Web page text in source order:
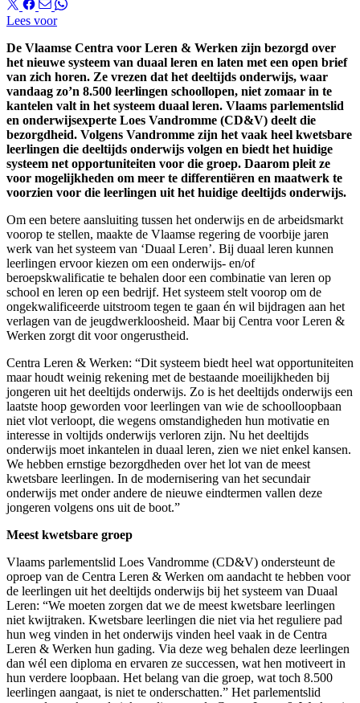
Lees voor
De Vlaamse Centra voor Leren & Werken zijn bezorgd over
het nieuwe systeem van duaal leren en laten met een open brief
van zich horen. Ze vrezen dat het deeltijds onderwijs, waar
vandaag zo’n 8.500 leerlingen schoollopen, niet zomaar in te
kantelen valt in het systeem duaal leren. Vlaams parlementslid
en onderwijsexperte Loes Vandromme (CD&V) deelt die
bezorgdheid. Volgens Vandromme zijn het vaak heel kwetsbare
leerlingen die deeltijds onderwijs volgen en biedt het huidige
systeem net opportuniteiten voor die groep. Daarom pleit ze
voor mogelijkheden om meer te differentiëren en maatwerk te
voorzien voor die leerlingen uit het huidige deeltijds onderwijs.
Om een betere aansluiting tussen het onderwijs en de arbeidsmarkt
voorop te stellen, maakte de Vlaamse regering de voorbije jaren
werk van het systeem van ‘Duaal Leren’. Bij duaal leren kunnen
leerlingen ervoor kiezen om een onderwijs- en/of
beroepskwalificatie te behalen door een combinatie van leren op
school en leren op een bedrijf. Het systeem stelt voorop om de
ongekwalificeerde uitstroom tegen te gaan én wil bijdragen aan het
verlagen van de jeugdwerkloosheid. Maar bij Centra voor Leren &
Werken zorgt dit voor ongerustheid.
Centra Leren & Werken: “Dit systeem biedt heel wat opportuniteiten
maar houdt weinig rekening met de bestaande moeilijkheden bij
jongeren uit het deeltijds onderwijs. Zo is het deeltijds onderwijs een
laatste hoop geworden voor leerlingen van wie de schoolloopbaan
niet vlot verloopt, die wegens omstandigheden hun motivatie en
interesse in voltijds onderwijs verloren zijn. Nu het deeltijds
onderwijs moet inkantelen in duaal leren, zien we niet enkel kansen.
We hebben ernstige bezorgdheden over het lot van de meest
kwetsbare leerlingen. In de modernisering van het secundair
onderwijs met onder andere de nieuwe eindtermen vallen deze
jongeren volgens ons uit de boot.”
Meest kwetsbare groep
Vlaams parlementslid Loes Vandromme (CD&V) ondersteunt de
oproep van de Centra Leren & Werken om aandacht te hebben voor
de leerlingen uit het deeltijds onderwijs bij het systeem van Duaal
Leren: “We moeten zorgen dat we de meest kwetsbare leerlingen
niet kwijtraken. Kwetsbare leerlingen die niet via het reguliere pad
hun weg vinden in het onderwijs vinden heel vaak in de Centra
Leren & Werken hun gading. Via deze weg behalen deze leerlingen
dan wél een diploma en ervaren ze successen, wat hen motiveert in
hun verdere loopbaan. Het belang van die groep, wat toch 8.500
leerlingen aangaat, is niet te onderschatten.” Het parlementslid